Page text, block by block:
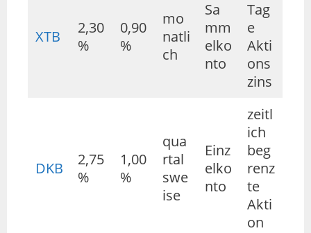
XTB
2,30
%
0,90
%
mo
natli
ch
Sa
mm
elko
nto
Tag
e
Akti
ons
zins
DKB
2,75
%
1,00
%
qua
rtal
swe
ise
Einz
elko
nto
zeitl
ich
beg
renz
te
Akti
on